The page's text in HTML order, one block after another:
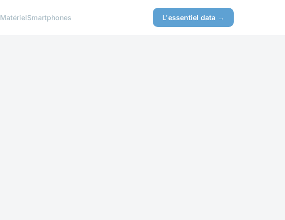
MatérielSmartphones L'essentiel data →